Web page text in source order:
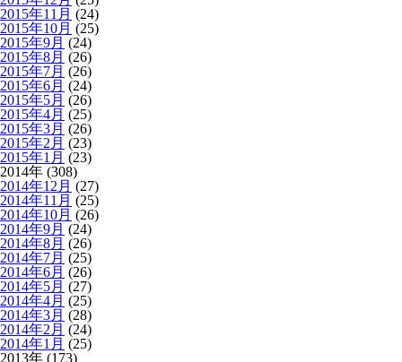
2015年11月 (24)
2015年10月 (25)
2015年9月 (24)
2015年8月 (26)
2015年7月 (26)
2015年6月 (24)
2015年5月 (26)
2015年4月 (25)
2015年3月 (26)
2015年2月 (23)
2015年1月 (23)
2014年 (308)
2014年12月 (27)
2014年11月 (25)
2014年10月 (26)
2014年9月 (24)
2014年8月 (26)
2014年7月 (25)
2014年6月 (26)
2014年5月 (27)
2014年4月 (25)
2014年3月 (28)
2014年2月 (24)
2014年1月 (25)
2013年 (173)